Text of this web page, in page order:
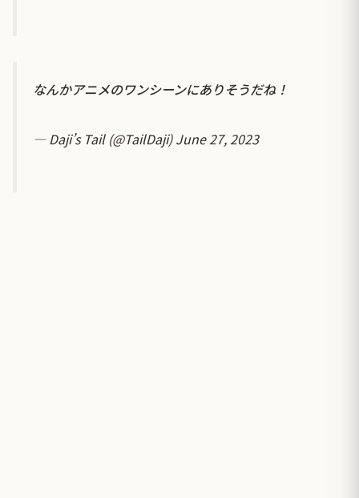
なんかアニメのワンシーンにありそうだね！
— Daji’s Tail (@TailDaji)June 27, 2023